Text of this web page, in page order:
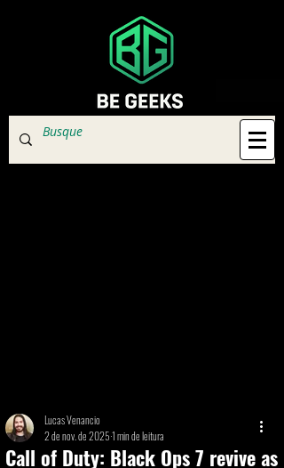
Call of Duty: Black Ops 7 revive as
Lucas Venancio
2 de nov. de 20251 min de leitura